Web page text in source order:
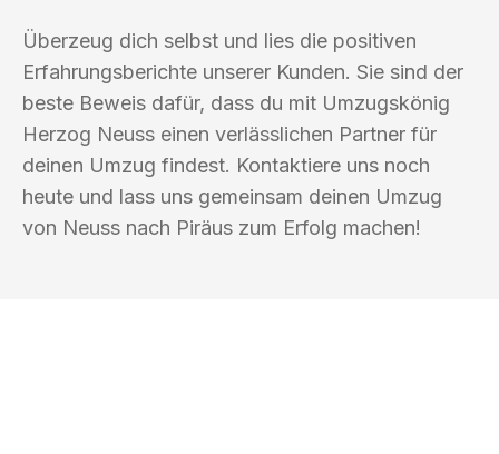
Überzeug dich selbst und lies die positiven
Erfahrungsberichte unserer Kunden. Sie sind der
beste Beweis dafür, dass du mit Umzugskönig
Herzog Neuss einen verlässlichen Partner für
deinen Umzug findest. Kontaktiere uns noch
heute und lass uns gemeinsam deinen Umzug
von Neuss nach Piräus zum Erfolg machen!